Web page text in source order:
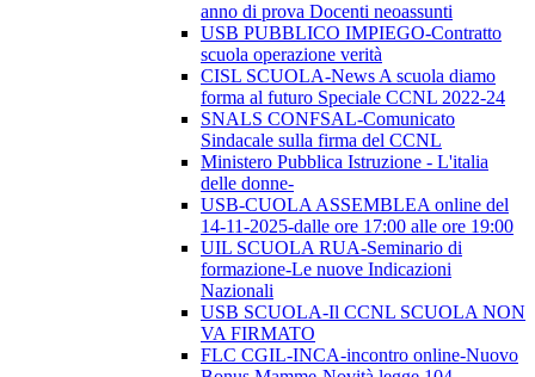
anno di prova Docenti neoassunti
USB PUBBLICO IMPIEGO-Contratto
scuola operazione verità
CISL SCUOLA-News A scuola diamo
forma al futuro Speciale CCNL 2022-24
SNALS CONFSAL-Comunicato
Sindacale sulla firma del CCNL
Ministero Pubblica Istruzione - L'italia
delle donne-
USB-CUOLA ASSEMBLEA online del
14-11-2025-dalle ore 17:00 alle ore 19:00
UIL SCUOLA RUA-Seminario di
formazione-Le nuove Indicazioni
Nazionali
USB SCUOLA-Il CCNL SCUOLA NON
VA FIRMATO
FLC CGIL-INCA-incontro online-Nuovo